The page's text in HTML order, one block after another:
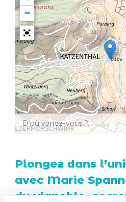
−
Plongez dans
avec Marie
du vignoble,